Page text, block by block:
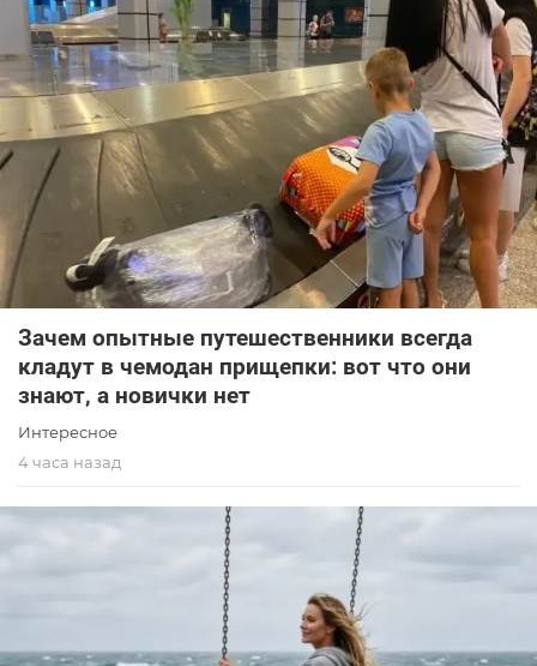
Зачем опытные путешественники всегда
кладут в чемодан прищепки: вот что они
знают, а новички нет
Интересное
4 часа назад